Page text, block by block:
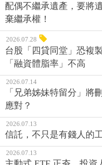
配偶不繼承遺產，要將
棄繼承權！
2026.07.28
台股「四貸同堂」恐複
「融資體脂率」不高
2026.07.14
「兄弟姊妹特留分」將
應對？
2026.07.13
信託，不只是有錢人的
2026.07.13